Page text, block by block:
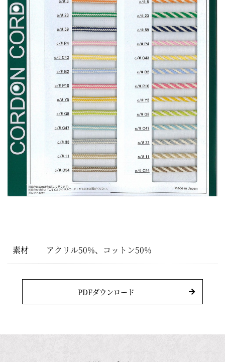
素材 アクリル50%、コットン50%
PDFダウンロード